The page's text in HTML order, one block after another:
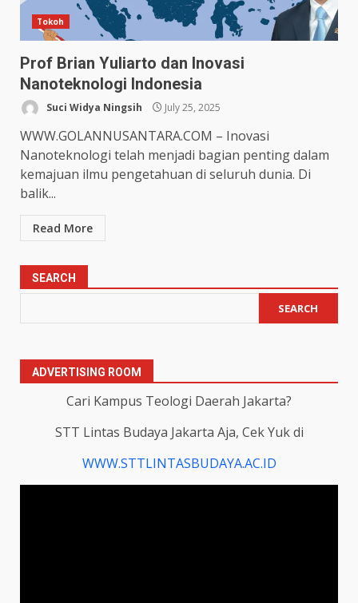
Tokoh
Prof Brian Yuliarto dan Inovasi
Nanoteknologi Indonesia
Suci Widya Ningsih July 25, 2025
WWW.GOLANNUSANTARA.COM – Inovasi
Nanoteknologi telah menjadi bagian penting dalam
kemajuan ilmu pengetahuan di seluruh dunia. Di
balik...
Read More
SEARCH
SEARCH
ADVERTISING ROOM
Cari Kampus Teologi Daerah Jakarta?
STT Lintas Budaya Jakarta Aja, Cek Yuk di
WWW.STTLINTASBUDAYA.AC.ID